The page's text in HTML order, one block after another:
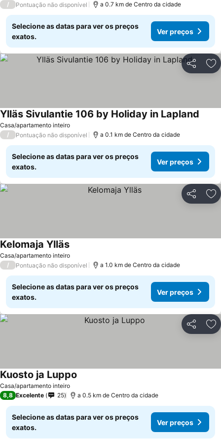
/ Pontuação não disponível a 0.7 km de Centro da cidade
Selecione as datas para ver os preços
exatos.
Ver preços
Partilhar
Casa/apartamento inteiro
Ylläs Sivulantie 106 by Holiday in Lapland
/ Pontuação não disponível a 0.1 km de Centro da cidade
Selecione as datas para ver os preços
exatos.
Ver preços
Partilhar
Casa/apartamento inteiro
Kelomaja Ylläs
/ Pontuação não disponível a 1.0 km de Centro da cidade
Selecione as datas para ver os preços
exatos.
Ver preços
Partilhar
Casa/apartamento inteiro
Kuosto ja Luppo
8,8 Excelente 25 a 0.5 km de Centro da cidade
Selecione as datas para ver os preços
exatos.
Ver preços